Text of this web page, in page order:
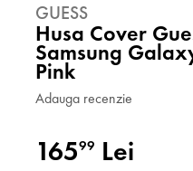
GUESS
Husa Cover
Samsung
Pink
Adauga recenzie
16599 Lei